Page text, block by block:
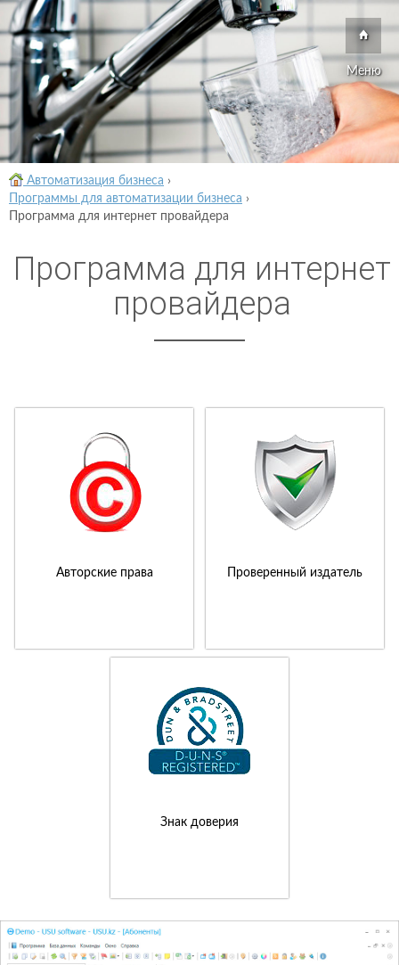
Меню
Автоматизация бизнеса ›
Программы для автоматизации бизнеса ›
Программа для интернет провайдера
Программа для интернет
провайдера
Авторские права Проверенный издатель
Знак доверия